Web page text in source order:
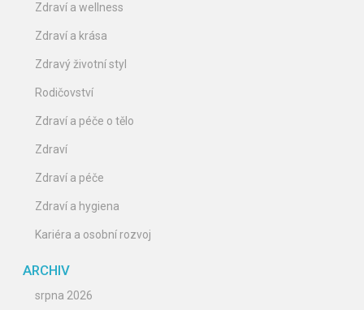
Zdraví a wellness
Zdraví a krása
Zdravý životní styl
Rodičovství
Zdraví a péče o tělo
Zdraví
Zdraví a péče
Zdraví a hygiena
Kariéra a osobní rozvoj
ARCHIV
srpna 2026